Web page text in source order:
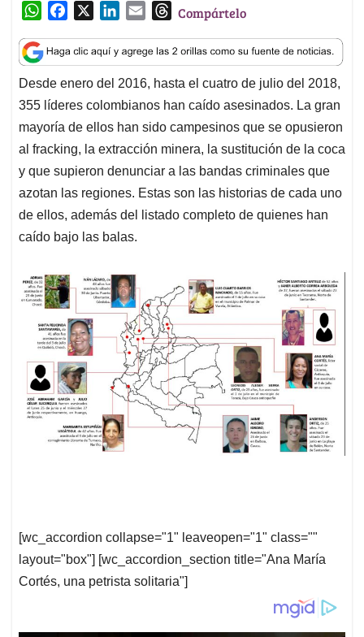
W
a
t
s
A
p
p
c
e
b
o
o
k
n
k
e
d
I
n
a
i
l
T
r
e
a
d
s
Compártelo
Desde enero del 2016, hasta el cuatro de julio del 2018,
355 líderes colombianos han caído asesinados. La gran
mayoría de ellos han sido campesinos que se opusieron
al fracking, la extracción minera, la sustitución de la coca
y que supieron denunciar a las bandas criminales que
azotan las regiones. Estas son las historias de cada uno
de ellos, además del listado completo de quienes han
caído bajo las balas.
[wc_accordion collapse="1" leaveopen="1" class=""
layout="box"] [wc_accordion_section title="Ana María
Cortés, una petrista solitaria"]